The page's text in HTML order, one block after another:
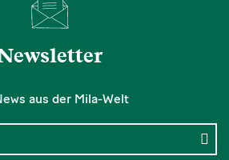
aus der Mila-Welt